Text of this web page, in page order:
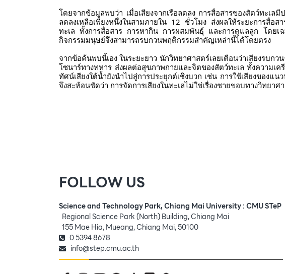
โดยจากข้อมูลพบว่า เมื่อเสียงจากเรือลดลง การสื่อสารของสัตว์ทะเ
ลดลงเหลือเพียงหนึ่งในสามภายใน 12 ชั่วโมง ส่งผลให้ระยะการสื่อ
ทะเล ทั้งการสื่อสาร การหากิน การผสมพันธุ์ และการดูแลลูก โดยเ
กิจกรรมมนุษย์จึงสามารถรบกวนพฤติกรรมสำคัญเหล่านี้ได้โดยตรง
จากข้อค้นพบนี้เอง ในระยะยาว นักวิทยาศาสตร์เลยเตือนว่าเสียงรบก
โซนาร์ทางทหาร ส่งผลต่อสุขภาพกายและจิตของสัตว์ทะเล ทั้งความเ
ทัศน์เสียงใต้น้ำยังนำไปสู่การประยุกต์เชิงบวก เช่น การใช้เสียงของ
จึงสะท้อนชัดว่า การจัดการเสียงในทะเลไม่ใช่เรื่องชายขอบทางวิทย
FOLLOW US
Science and Technology Park, Chiang Mai University : CMU STeP
Regional Science Park (North) Building, Chiang Mai
155 Mae Hia, Mueang, Chiang Mai, 50100
0 5394 8678
info@step.cmu.ac.th